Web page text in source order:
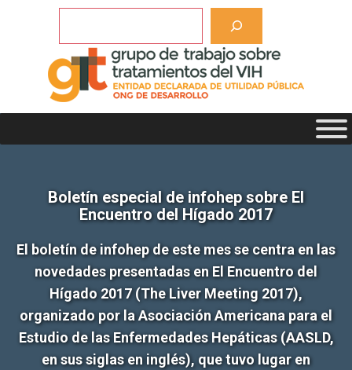
Boletín especial de infohep sobre El
Encuentro del Hígado 2017
El boletín de infohep de este mes se centra en las
novedades presentadas enEl Encuentro del
Hígado 2017 (The Liver Meeting 2017),
organizado por la Asociación Americana para el
Estudio de las Enfermedades Hepáticas (AASLD,
en sus siglas en inglés), que tuvo lugar en